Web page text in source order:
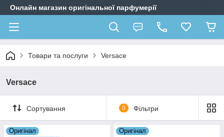
Онлайн магазин оригінальної парфумерії
Товари та послуги Versace
Versace
Сортування 0 Фільтри
Оригiнал Оригiнал